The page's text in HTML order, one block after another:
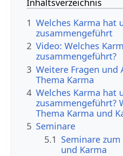
Inhaltsverzeichnis
1 Welches Karma hat
zusammengeführt
2 Video: Welches
zusammengeführt?
3 Weitere Fragen und
Thema Karma
4 Welches Karma hat
zusammengeführt?
Thema Karma und
5 Seminare
5.1 Seminare
und Karma